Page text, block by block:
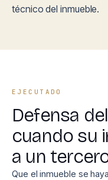
técnico del inmueble.
EJECUTADO
Defensa
cuando su
a un
Que el inmueble se